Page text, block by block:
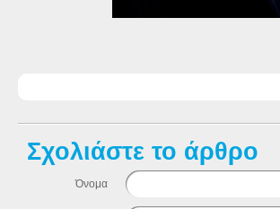
Σχολιάστε το άρθρο
Όνομα